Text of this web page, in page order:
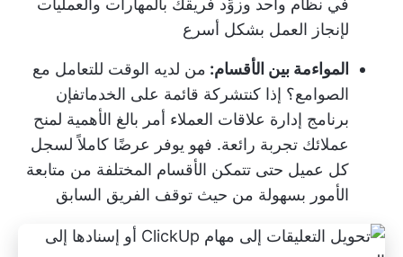
لإنجاز العمل بشكل أسرع
المواءمة بين الأقسام: من لديه الوقت للتعامل مع
الصوامع؟ إذا كنتشركة قائمة على الخدماتفإن
برنامج إدارة علاقات العملاء أمر بالغ الأهمية لمنح
عملائك تجربة رائعة. فهو يوفر عرضًا كاملاً لسجل
كل عميل حتى تتمكن الأقسام المختلفة من متابعة
الأمور بسهولة من حيث توقف الفريق السابق